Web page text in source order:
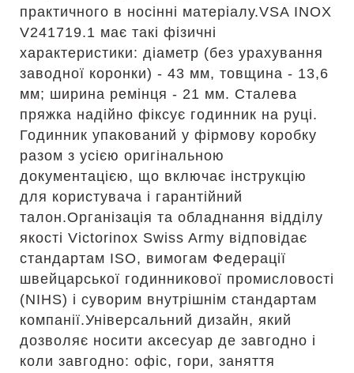
практичного в носінні матеріалу.VSA INOX
V241719.1 має такі фізичні
характеристики: діаметр (без урахування
заводної коронки) - 43 мм, товщина - 13,6
мм; ширина ремінця - 21 мм. Сталева
пряжка надійно фіксує годинник на руці.
Годинник упакований у фірмову коробку
разом з усією оригінальною
документацією, що включає інструкцію
для користувача і гарантійний
талон.Організація та обладнання відділу
якості Victorinox Swiss Army відповідає
стандартам ISO, вимогам Федерації
швейцарської годинникової промисловості
(NIHS) і суворим внутрішнім стандартам
компанії.Універсальний дизайн, який
дозволяє носити аксесуар де завгодно і
коли завгодно: офіс, гори, заняття